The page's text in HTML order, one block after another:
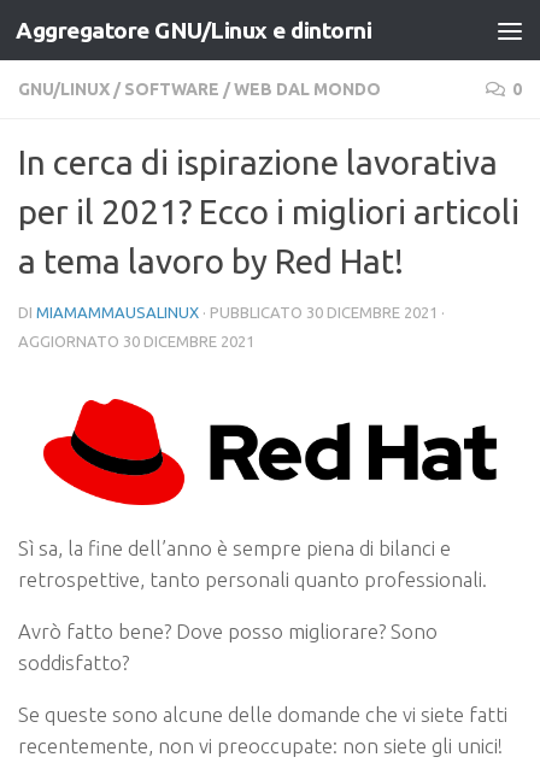
Salta al contenuto
Aggregatore GNU/Linux e dintorni
GNU/LINUX / SOFTWARE /WEB DAL MONDO 0
In cerca di ispirazione lavorativa
per il 2021? Ecco i migliori articoli
a tema lavoro by Red Hat!
DI MIAMAMMAUSALINUX · PUBBLICATO 30 DICEMBRE 2021 ·
AGGIORNATO 30 DICEMBRE 2021
Sì sa, la fine dell’anno è sempre piena di bilanci e
retrospettive, tanto personali quanto professionali.
Avrò fatto bene? Dove posso migliorare? Sono
soddisfatto?
Se queste sono alcune delle domande che vi siete fatti
recentemente, non vi preoccupate: non siete gli unici!